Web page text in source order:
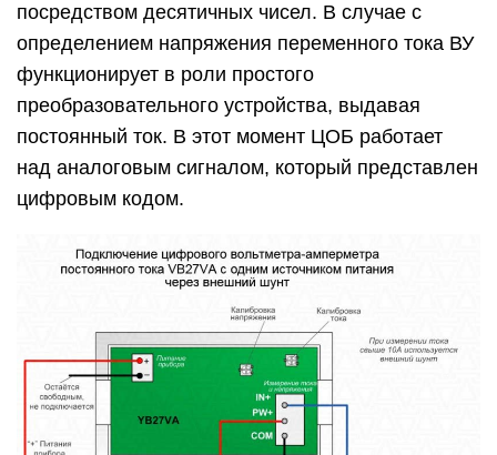
посредством десятичных чисел. В случае с
определением напряжения переменного тока ВУ
функционирует в роли простого
преобразовательного устройства, выдавая
постоянный ток. В этот момент ЦОБ работает
над аналоговым сигналом, который представлен
цифровым кодом.